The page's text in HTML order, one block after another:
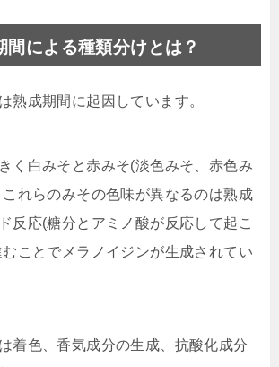
間による種類分けとは？
熟成期間に起因しています。
く白みそと赤みそ(淡色みそ、赤色み
れらのみその色味が異なるのは熟成
反応(糖分とアミノ酸が反応して起こ
ことでメラノイジンが生成されてい
着色、香気成分の生成、抗酸化成分